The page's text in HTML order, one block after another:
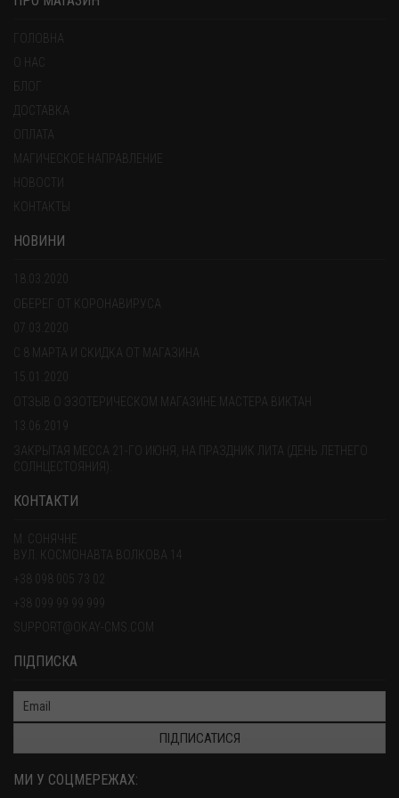
ГОЛОВНА
О НАС
ДОСТАВКА
ОПЛАТА
МАГИЧЕСКОЕ НАПРАВЛЕНИЕ
НОВОСТИ
КОНТАКТЫ
НОВИНИ
18.03.2020
ОБЕРЕГ ОТ КОРОНАВИРУСА
07.03.2020
С 8 МАРТА И СКИДКА ОТ МАГАЗИНА
ОТЗЫВ О ЭЗОТЕРИЧЕСКОМ МАГАЗИНЕ МАСТЕРА ВИКТАН
13.06.2019
ЗАКРЫТАЯ МЕССА 21-ГО ИЮНЯ, НА ПРАЗДНИК ЛИТА (ДЕНЬ ЛЕТНЕГО
СОЛНЦЕСТОЯНИЯ).
КОНТАКТИ
М. СОНЯЧНЕ
ВУЛ. КОСМОНАВТА ВОЛКОВА 14
+38 098 005 73 02
+38 099 99 99 999
SUPPORT@OKAY-CMS.COM
ПІДПИСКА
ПІДПИСАТИСЯ
МИ У СОЦМЕРЕЖАХ: